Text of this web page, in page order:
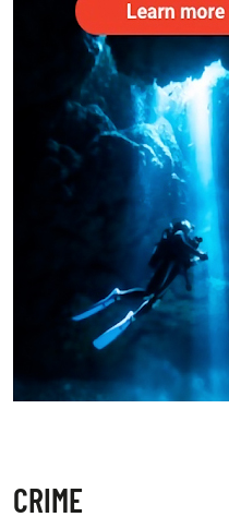
CRIME